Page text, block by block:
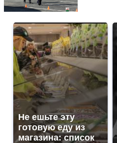
Не ешьте эту
готовую еду из
магазина: список